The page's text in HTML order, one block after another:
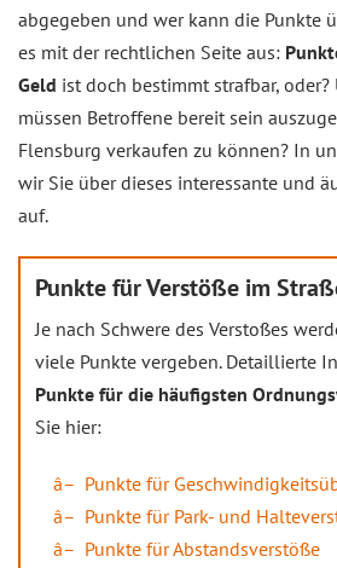
abgegeben und wer kann die Punkte
es mit der rechtlichen Seite aus:
Geld ist doch bestimmt strafbar,
müssen Betroffene bereit sein
Flensburg verkaufen zu können? In
wir Sie über dieses interessante und
auf.
Punkte für Verstöße im
Je nach Schwere des Verstoßes
viele Punkte vergeben. Detaillierte
Punkte für die häufigsten
Sie hier:
Punkte für
Punkte für Park- und
Punkte für Abstandsverstöße